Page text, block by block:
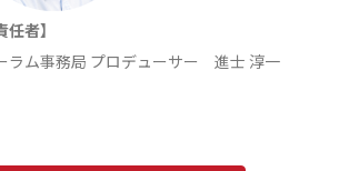
任者】
ラム事務局 プロデューサー 進士 淳一